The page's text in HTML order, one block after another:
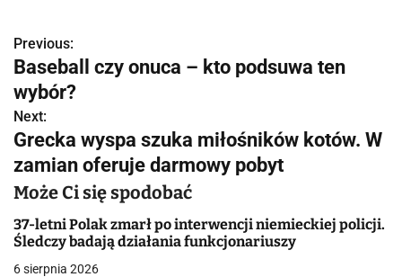
N
a
w
i
g
a
c
Previous:
Baseball czy onuca – kto podsuwa ten
wybór?
Next:
Grecka wyspa szuka miłośników kotów. W
zamian oferuje darmowy pobyt
Może Ci się spodobać
37-letni Polak zmarł po interwencji niemieckiej policji.
Śledczy badają działania funkcjonariuszy
6 sierpnia 2026